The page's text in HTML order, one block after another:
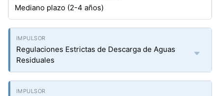
Mediano plazo (2-4 años)
Regulaciones Estrictas de Descarga de Aguas
Residuales